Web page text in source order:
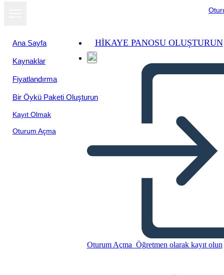
Ana Sayfa
Kaynaklar
Fiyatlandırma
Bir Öykü Paketi Oluşturun
Kayıt Olmak
Oturum Açma
HIKAYE PANOSU OLUŞTURUN
Oturum Açma Öğretmen olarak kayıt olun
Slayt gösterisi
olarak
görüntüle